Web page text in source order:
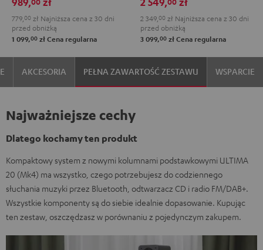
779, 00 zł Najniższa cena z 30 dni
przed obniżką
1 099,00 zł Cena regularna
"2.1-
Set"
Black
"2.1-
Set"
White
2 349, 00 zł Najniższa cena z 30 dni
przed obniżką
3 099,00 zł Cena regularna
AKCESORIA PEŁNA ZAWARTOŚĆ ZESTAWU WSPARCIE
Najważniejsze cechy
Dlatego kochamy ten produkt
Kompaktowy system z nowymi kolumnami podstawkowymi ULTIMA
20 (Mk4) ma wszystko, czego potrzebujesz do codziennego
słuchania muzyki przez Bluetooth, odtwarzacz CD i radio FM/DAB+.
Wszystkie komponenty są do siebie idealnie dopasowanie. Kupując
ten zestaw, oszczędzasz w porównaniu z pojedynczym zakupem.